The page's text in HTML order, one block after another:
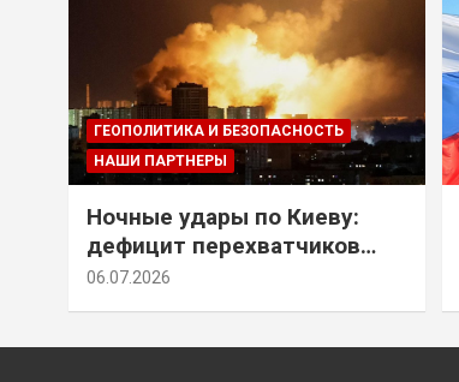
ГЕОПОЛИТИКА И БЕЗОПАСНОСТЬ
НАШИ ПАРТНЕРЫ
Ночные удары по Киеву:
дефицит перехватчиков
Patriot и оборонительные
06.07.2026